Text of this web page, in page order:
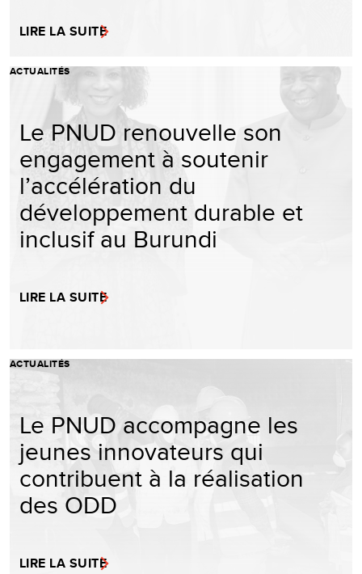
LIRE LA SUITE
ACTUALITÉS
Le PNUD renouvelle son
engagement à soutenir
l’accélération du
développement durable et
inclusif au Burundi
LIRE LA SUITE
ACTUALITÉS
Le PNUD accompagne les
jeunes innovateurs qui
contribuent à la réalisation
des ODD
LIRE LA SUITE